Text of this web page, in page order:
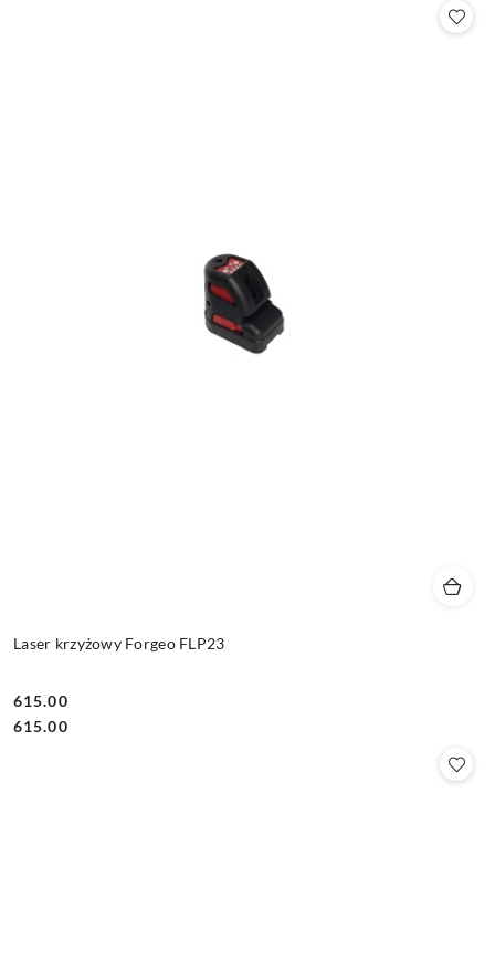
Laser krzyżowy Forgeo FLP23
Cena:
615.00
Cena:
615.00